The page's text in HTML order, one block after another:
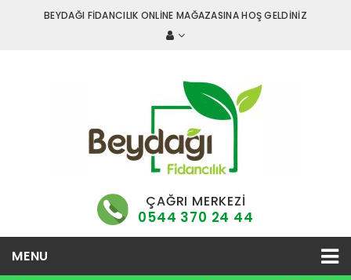
BEYDAĞI FİDANCILIK ONLİNE MAĞAZASINA HOŞ GELDİNİZ
ÇAĞRI MERKEZİ
0544 370 24 44
MENU